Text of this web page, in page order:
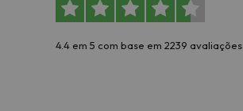
4.4 em 5 com base em 2239 avaliações